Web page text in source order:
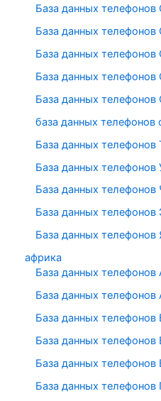
База данных телефонов
База данных телефонов
База данных
База данных
База данных телефонов
база данных телефонов
База данных телефонов
База данных телефонов
База данных телефонов
База данных телефонов
База данных телефонов
африка
База данных
База данных телефонов
База данных телефонов
База данных
База данных телефонов
База данных телефонов